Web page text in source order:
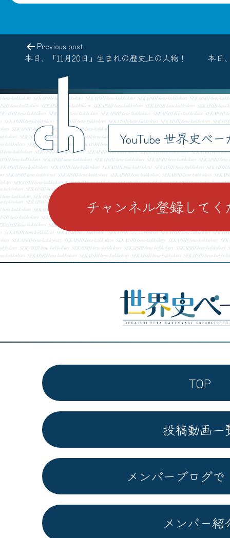
Previous post
本日、「11月20日」生まれの歴史上の人物！
本日
YouTube 世界史べ
ch
チャンネル登録して
TOP
投稿動画一
メンバーブログで
メンバー紹